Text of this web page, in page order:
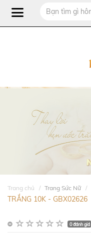
Trang chủ Trang Sức Nữ
TRẮNG 10K - GBX02626
0 đánh giá